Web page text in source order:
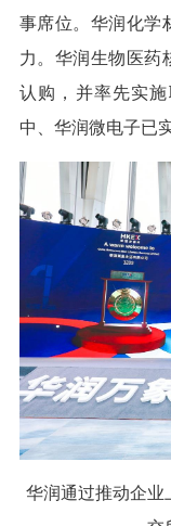
事席位。华润化学
力。华润生物医药
认购，并率先实
中、华润微电子已
华润通过推动企业